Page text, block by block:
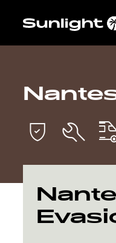
Models
Vehicle
Explore